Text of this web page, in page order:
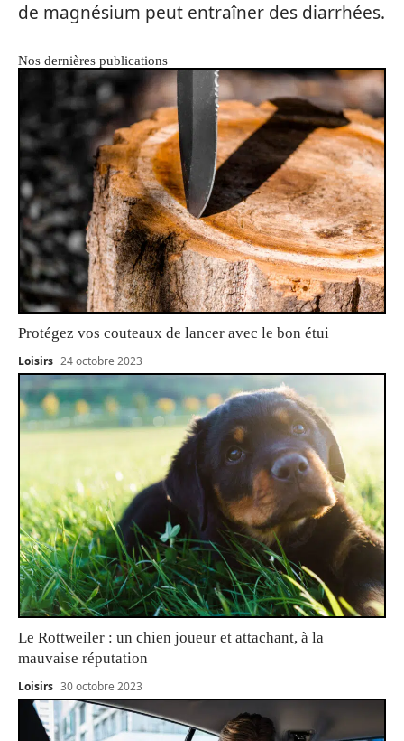
de magnésium peut entraîner des diarrhées.
Nos dernières publications
Protégez vos couteaux de lancer avec le bon étui
Loisirs 24 octobre 2023
Le Rottweiler : un chien joueur et attachant, à la
mauvaise réputation
Loisirs 30 octobre 2023